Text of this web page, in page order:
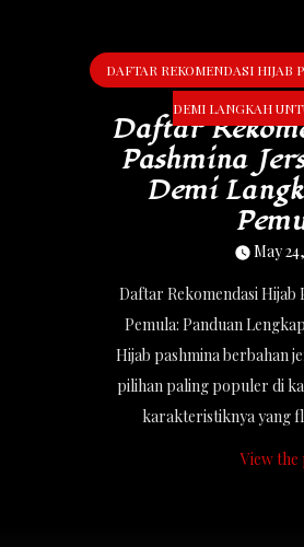
DAFTAR REKOMENDASI HIJAB
DEMI LANGKAH
Daftar
Pashmina
Demi
May
Daftar Rekomendasi Hijab
Pemula: Panduan
Hijab pashmina berbahan
pilihan paling populer di
karakteristiknya yang
View the